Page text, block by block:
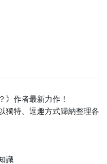
》作者最新力作！
獨特、逗趣方式歸納整理各
識